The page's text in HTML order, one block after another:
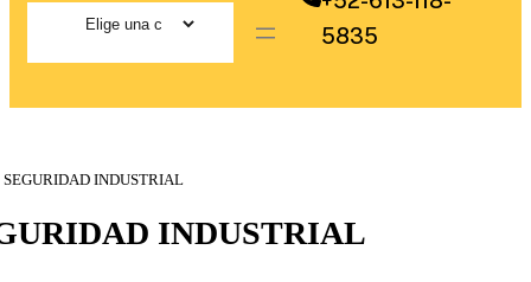
5835
INDUSTRIAL
INDUSTRIAL